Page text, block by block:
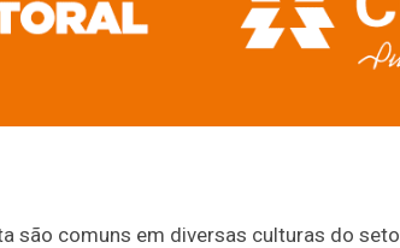
são comuns em diversas culturas do